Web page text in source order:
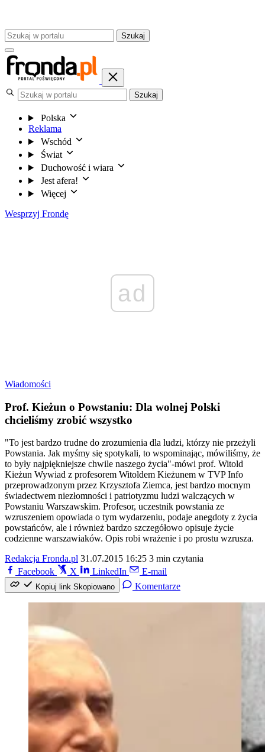
Szukaj
Szukaj
Polska
Reklama
Wschód
Świat
Duchowość i wiara
Jest afera!
Więcej
Wesprzyj Frondę
ad
Wiadomości
Prof. Kieżun o Powstaniu: Dla wolnej Polski
chcieliśmy zrobić wszystko
"To jest bardzo trudne do zrozumienia dla ludzi, którzy nie przeżyli
Powstania. Jak myśmy się spotykali, to wspominając, mówiliśmy, że
to były najpiękniejsze chwile naszego życia"-mówi prof. Witold
Kieżun Wywiad z profesorem Witoldem Kieżunem w TVP Info
przeprowadzonym przez Krzysztofa Ziemca, jest bardzo mocnym
świadectwem niezłomności i patriotyzmu ludzi walczących w
Powstaniu Warszawskim. Profesor, uczestnik powstania ze
wzruszeniem opowiada o tym wydarzeniu, podaje anegdoty z życia
powstańców, ale i również bardzo szczegółowo opisuje życie
codzienne warszawiaków. Opis robi wrażenie i po prostu wzrusza.
Redakcja Fronda.pl 31.07.2015 16:25 3 min czytania
Facebook
X LinkedIn E-mail
Kopiuj link Skopiowano Komentarze